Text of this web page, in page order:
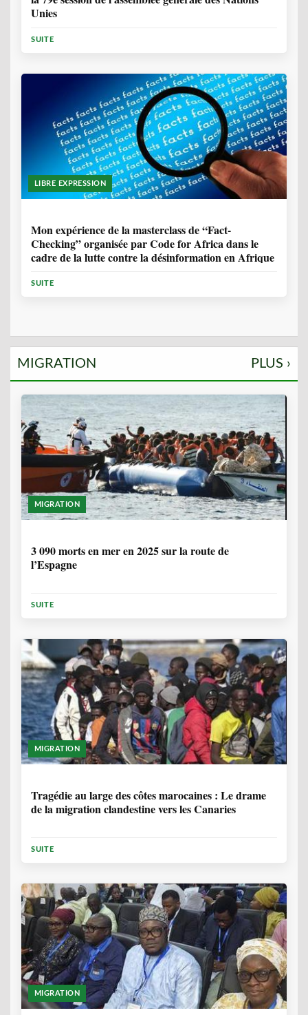
Unies
SUITE
LIBRE EXPRESSION
Mon expérience de la masterclass de “Fact-
Checking” organisée par Code for Africa dans le
cadre de la lutte contre la désinformation en Afrique
SUITE
MIGRATION PLUS ›
MIGRATION
3 090 morts en mer en 2025 sur la route de
l’Espagne
SUITE
MIGRATION
Tragédie au large des côtes marocaines : Le drame
de la migration clandestine vers les Canaries
SUITE
MIGRATION